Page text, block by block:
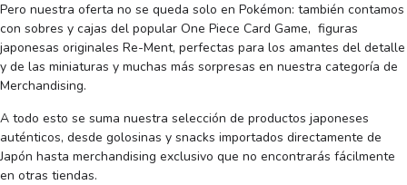
Pero nuestra oferta no se queda solo en Pokémon: también contamos
con sobres y cajas del popular One Piece Card Game, figuras
japonesas originales Re-Ment, perfectas para los amantes del detalle
y de las miniaturas y muchas más sorpresas en nuestra categoría de
Merchandising.
A todo esto se suma nuestra selección de productos japoneses
auténticos, desde golosinas y snacks importados directamente de
Japón hasta merchandising exclusivo que no encontrarás fácilmente
en otras tiendas.